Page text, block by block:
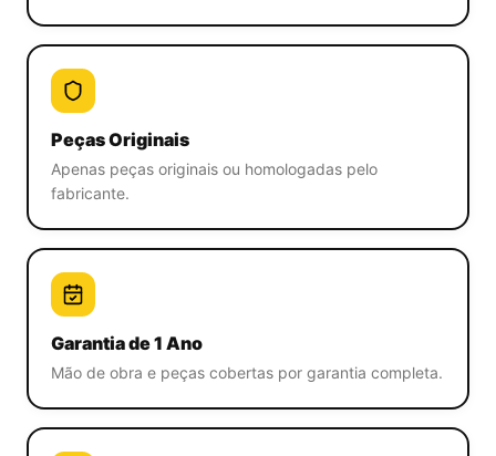
Peças Originais
Apenas peças originais ou homologadas pelo
fabricante.
Garantia de 1 Ano
Mão de obra e peças cobertas por garantia completa.